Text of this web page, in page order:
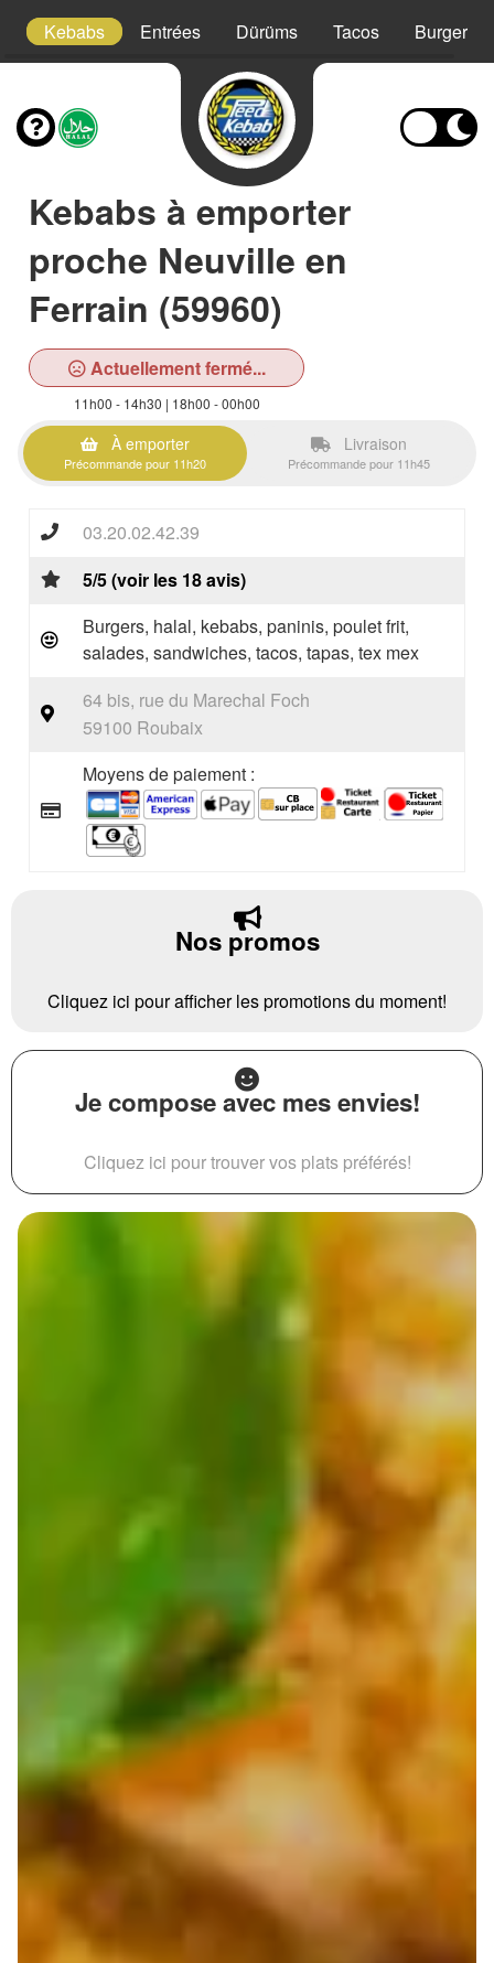
Kebabs Entrées Dürüms Tacos Burgers
Kebabs à emporter
proche Neuville en
Ferrain (59960)
Actuellement fermé...
11h00 - 14h30 | 18h00 - 00h00
À emporter
Précommande pour 11h20
Livraison
Précommande pour 11h45
03.20.02.42.39
5/5 (voir les 18 avis)
Burgers, halal, kebabs, paninis, poulet frit,
salades, sandwiches, tacos, tapas, tex mex
64 bis, rue du Marechal Foch
59100 Roubaix
Moyens de paiement :
Nos promos
Cliquez ici pour afficher les promotions du moment!
Je compose avec mes envies!
Cliquez ici pour trouver vos plats préférés!